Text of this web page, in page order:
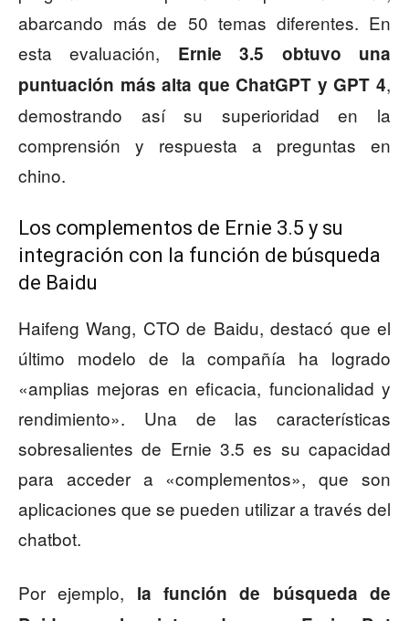
abarcando más de 50 temas diferentes. En
esta evaluación, Ernie 3.5 obtuvo una
puntuación más alta que ChatGPT y GPT 4,
demostrando así su superioridad en la
comprensión y respuesta a preguntas en
chino.
Los complementos de Ernie 3.5 y su
integración con la función de búsqueda
de Baidu
Haifeng Wang, CTO de Baidu, destacó que el
último modelo de la compañía ha logrado
«amplias mejoras en eficacia, funcionalidad y
rendimiento». Una de las características
sobresalientes de Ernie 3.5 es su capacidad
para acceder a «complementos», que son
aplicaciones que se pueden utilizar a través del
chatbot.
Por ejemplo, la función de búsqueda de